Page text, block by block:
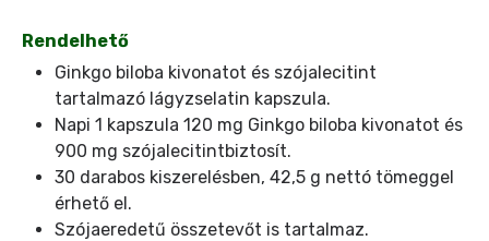
Rendelhető
Ginkgo biloba kivonatot és szójalecitint
tartalmazó lágyzselatin kapszula.
Napi 1 kapszula 120 mg Ginkgo biloba kivonatot és
900 mg szójalecitintbiztosít.
30 darabos kiszerelésben, 42,5 g nettó tömeggel
érhető el.
Szójaeredetű összetevőt is tartalmaz.